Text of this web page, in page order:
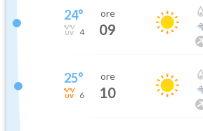
24°
4
ore
09
25°
6
ore
10